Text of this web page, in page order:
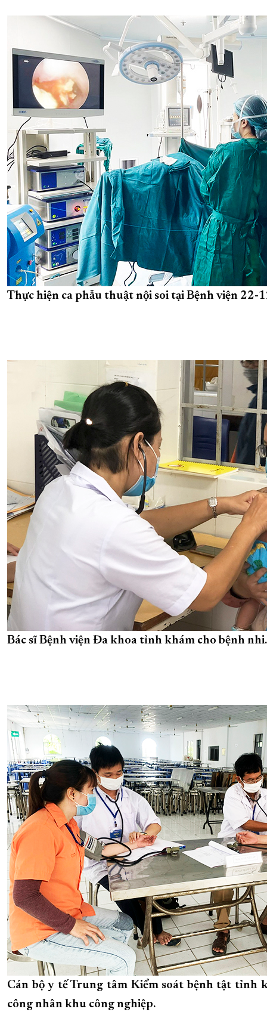
Thực hiện ca phẫu thuật nội soi tại Bệnh viện 22-
Bác sĩ Bệnh viện Đa khoa tỉnh khám cho bệnh nhi.
Cán bộ y tế Trung tâm Kiểm soát bệnh tật tỉnh
công nhân khu công nghiệp.